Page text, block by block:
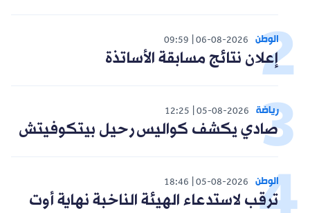
الوطن 06-08-2026
09:59
إعلان نتائج مسابقة الأساتذة
رياضة 05-08-2026
12:25
صادي يكشف كواليس رحيل بيتكوفيتش
الوطن 05-08-2026
18:46
ترقب لاستدعاء الهيئة الناخبة نهاية أوت